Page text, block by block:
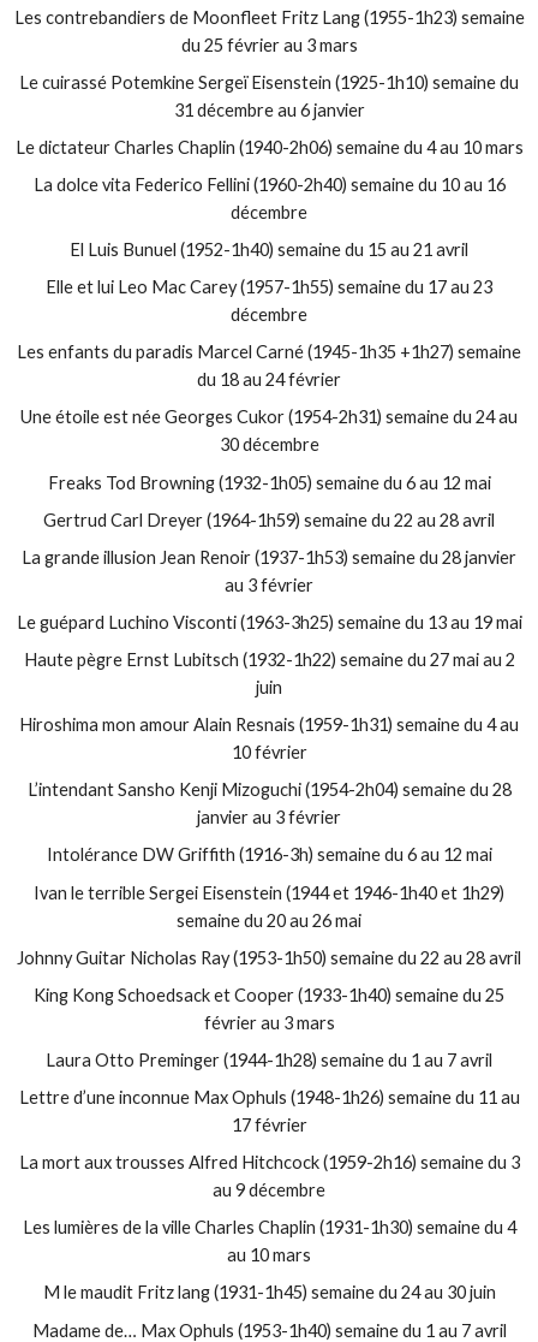
Les contrebandiers de Moonfleet Fritz Lang (1955-1h23) semaine
du 25 février au 3 mars
Le cuirassé Potemkine Sergeï Eisenstein (1925-1h10) semaine du
31 décembre au 6 janvier
Le dictateur Charles Chaplin (1940-2h06) semaine du 4 au 10 mars
La dolce vita Federico Fellini (1960-2h40) semaine du 10 au 16
décembre
El Luis Bunuel (1952-1h40) semaine du 15 au 21 avril
Elle et lui Leo Mac Carey (1957-1h55) semaine du 17 au 23
décembre
Les enfants du paradis Marcel Carné (1945-1h35 +1h27) semaine
du 18 au 24 février
Une étoile est née Georges Cukor (1954-2h31) semaine du 24 au
30 décembre
Freaks Tod Browning (1932-1h05) semaine du 6 au 12 mai
Gertrud Carl Dreyer (1964-1h59) semaine du 22 au 28 avril
La grande illusion Jean Renoir (1937-1h53) semaine du 28 janvier
au 3 février
Le guépard Luchino Visconti (1963-3h25) semaine du 13 au 19 mai
Haute pègre Ernst Lubitsch (1932-1h22) semaine du 27 mai au 2
juin
Hiroshima mon amour Alain Resnais (1959-1h31) semaine du 4 au
10 février
L’intendant Sansho Kenji Mizoguchi (1954-2h04) semaine du 28
janvier au 3 février
Intolérance DW Griffith (1916-3h) semaine du 6 au 12 mai
Ivan le terrible Sergei Eisenstein (1944 et 1946-1h40 et 1h29)
semaine du 20 au 26 mai
Johnny Guitar Nicholas Ray (1953-1h50) semaine du 22 au 28 avril
King Kong Schoedsack et Cooper (1933-1h40) semaine du 25
février au 3 mars
Laura Otto Preminger (1944-1h28) semaine du 1 au 7 avril
Lettre d’une inconnue Max Ophuls (1948-1h26) semaine du 11 au
17 février
La mort aux trousses Alfred Hitchcock (1959-2h16) semaine du 3
au 9 décembre
Les lumières de la ville Charles Chaplin (1931-1h30) semaine du 4
au 10 mars
M le maudit Fritz lang (1931-1h45) semaine du 24 au 30 juin
Madame de… Max Ophuls (1953-1h40) semaine du 1 au 7 avril